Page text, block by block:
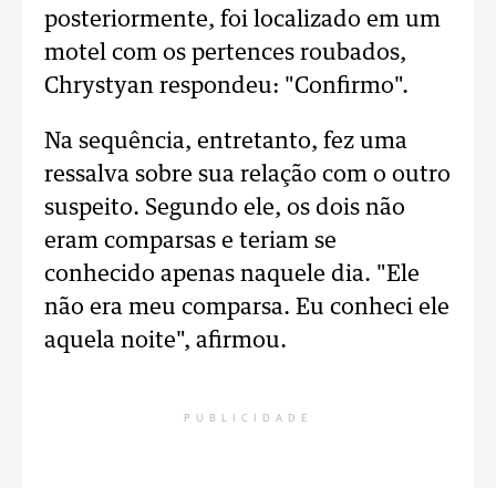
posteriormente, foi localizado em um
motel com os pertences roubados,
Chrystyan respondeu: "Confirmo".
Na sequência, entretanto, fez uma
ressalva sobre sua relação com o outro
suspeito. Segundo ele, os dois não
eram comparsas e teriam se
conhecido apenas naquele dia. "Ele
não era meu comparsa. Eu conheci ele
aquela noite", afirmou.
PUBLICIDADE